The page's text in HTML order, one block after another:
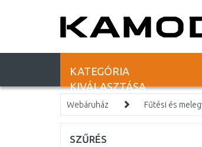
KATEGÓRIA
KIVÁLASZTÁSA
Webáruház Fűtési és
SZŰRÉS